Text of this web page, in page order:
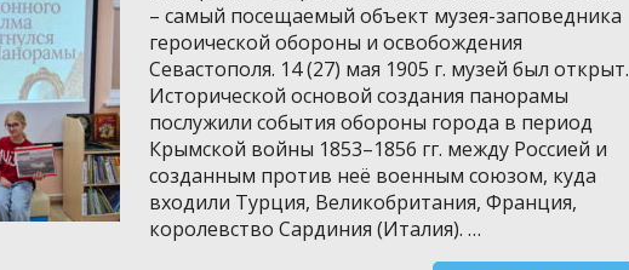
– самый посещаемый объект музея-заповедника
героической обороны и освобождения
Севастополя. 14 (27) мая 1905 г. музей был открыт.
Исторической основой создания панорамы
послужили события обороны города в период
Крымской войны 1853–1856 гг. между Россией и
созданным против неё военным союзом, куда
входили Турция, Великобритания, Франция,
королевство Сардиния (Италия). …